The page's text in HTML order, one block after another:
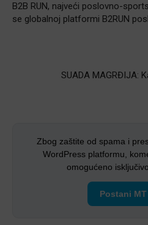
B2B RUN, najveći poslovno-
se globalnoj platformi B2RUN
SUADA MAGRĐIJA:
Zbog zaštite od spama i
WordPress platformu,
omogućeno
Postani